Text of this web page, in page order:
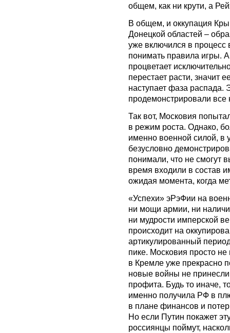
общем, как ни крути, а
В общем, и оккупация
Донецкой областей –
уже включился в процесс
понимать правила игры.
процветает
перестает расти, значит
наступает фаза распада.
продемонстрировали
Так вот, Московия
в режим роста. Однако,
именно военной силой, в
безусловно
понимали, что не смогут
время входили в состав
ожидая момента, когда
«Успехи» эРэФии на
ни мощи армии, ни
ни мудрости имперской
происходит на
артикулированный
пике. Московия просто
в Кремле уже прекрасно
новые войны не принесли
профита. Будь то иначе,
именно получила РФ в
в плане финансов и
Но если Путин покажет
россиянцы поймут,